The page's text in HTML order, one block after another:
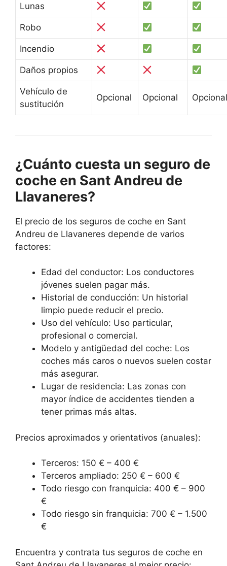
Lunas
Robo
Incendio
Daños propios
Vehículo de
sustitución
Opcional Opcional Opcional
¿Cuánto cuesta un seguro de
coche en Sant Andreu de
Llavaneres?
El precio de los seguros de coche en Sant
Andreu de Llavaneres depende de varios
factores:
Edad del conductor: Los conductores
jóvenes suelen pagar más.
Historial de conducción: Un historial
limpio puede reducir el precio.
Uso del vehículo: Uso particular,
profesional o comercial.
Modelo y antigüedad del coche: Los
coches más caros o nuevos suelen costar
más asegurar.
Lugar de residencia: Las zonas con
mayor índice de accidentes tienden a
tener primas más altas.
Precios aproximados y orientativos (anuales):
Terceros: 150 € – 400 €
Terceros ampliado: 250 € – 600 €
Todo riesgo con franquicia: 400 € – 900
€
Todo riesgo sin franquicia: 700 € – 1.500
€
Encuentra y contrata tus seguros de coche en